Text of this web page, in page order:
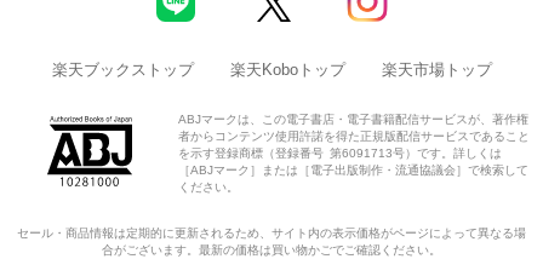
楽天ブックストップ 楽天Koboトップ 楽天市場トップ
ABJマークは、この電子書店・電子書籍配信サービスが、著作権
者からコンテンツ使用許諾を得た正規版配信サービスであること
を示す登録商標（登録番号 第6091713号）です。詳しくは
［ABJマーク］または［電子出版制作・流通協議会］で検索して
ください。
セール・商品情報は定期的に更新されるため、サイト内の表示価格がページによって異なる場
合がございます。最新の価格は買い物かごでご確認ください。